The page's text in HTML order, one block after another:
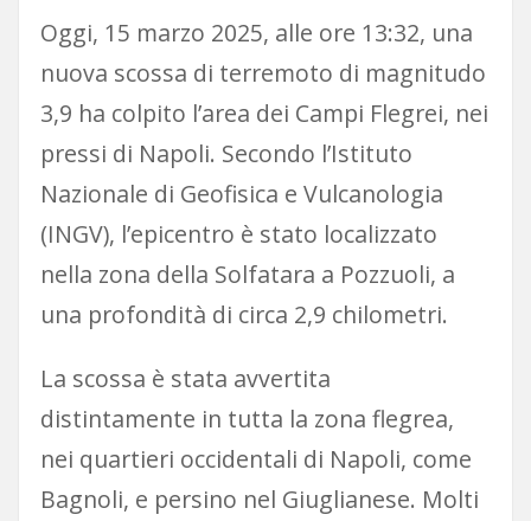
Oggi, 15 marzo 2025, alle ore 13:32, una
nuova scossa di terremoto di magnitudo
3,9 ha colpito l’area dei Campi Flegrei, nei
pressi di Napoli. Secondo l’Istituto
Nazionale di Geofisica e Vulcanologia
(INGV), l’epicentro è stato localizzato
nella zona della Solfatara a Pozzuoli, a
una profondità di circa 2,9 chilometri.
La scossa è stata avvertita
distintamente in tutta la zona flegrea,
nei quartieri occidentali di Napoli, come
Bagnoli, e persino nel Giuglianese. Molti